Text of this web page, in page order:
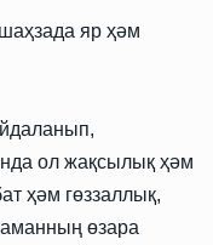
яр ҳәм
ол жақсылық ҳәм
ҳәм гөззаллық,
өзара